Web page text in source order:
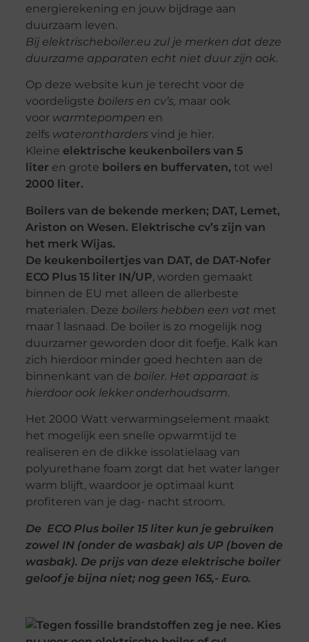
energierekening en jouw bijdrage aan
duurzaam leven.
Bij elektrischeboiler.eu zul je merken dat deze
duurzame apparaten echt niet duur zijn ook.
Op deze website kun je terecht voor de
voordeligste boilers en cv’s, maar ook
voor warmtepompen en
zelfs waterontharders vind je hier.
Kleine elektrische keukenboilers van 5
liter en grote boilers en buffervaten, tot wel
2000 liter.
Boilers van de bekende merken; DAT, Lemet,
Ariston on Wesen. Elektrische cv’s zijn van
het merk Wijas.
De keukenboilertjes van DAT, de DAT-Nofer
ECO Plus 15 liter IN/UP, worden gemaakt
binnen de EU met alleen de allerbeste
materialen. Deze boilers hebben een vat met
maar 1 lasnaad. De boiler is zo mogelijk nog
duurzamer geworden door dit foefje. Kalk kan
zich hierdoor minder goed hechten aan de
binnenkant van de boiler. Het apparaat is
hierdoor ook lekker onderhoudsarm.
Het 2000 Watt verwarmingselement maakt
het mogelijk een snelle opwarmtijd te
realiseren en de dikke issolatielaag van
polyurethane foam zorgt dat het water langer
warm blijft, waardoor je optimaal kunt
profiteren van je dag- nacht stroom.
De ECO Plus boiler 15 liter kun je gebruiken
zowel IN (onder de wasbak) als UP (boven de
wasbak). De prijs van deze elektrische boiler
geloof je bijna niet; nog geen 165,- Euro.